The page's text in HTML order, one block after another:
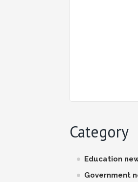
Category
Education
Government